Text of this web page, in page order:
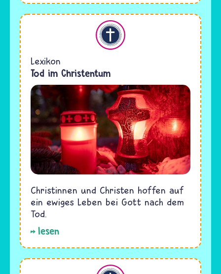
Christentum
Lexikon
Tod im Christentum
Christinnen und Christen hoffen auf
ein ewiges Leben bei Gott nach dem
Tod.
lesen
Christentum